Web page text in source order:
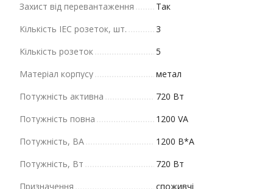
Захист від перевантаження
Так
Кількість IEC розеток, шт.
3
Кількість розеток
5
Матеріал корпусу
метал
Потужність активна
720 Вт
Потужність повна
1200 VA
Потужність, ВА
1200 В*А
Потужність, Вт
720 Вт
Призначення
споживчі